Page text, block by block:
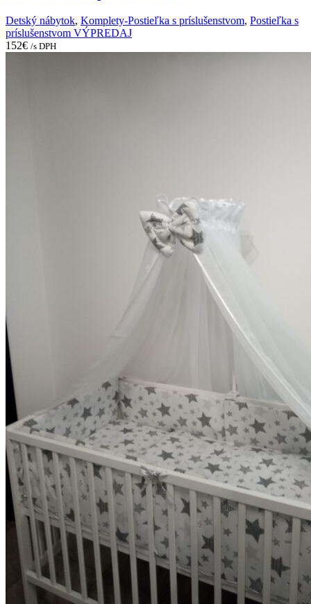
Detský nábytok, Komplety-Postieľka s príslušenstvom, Postieľka s
príslušenstvom VÝPREDAJ
152€ /s DPH